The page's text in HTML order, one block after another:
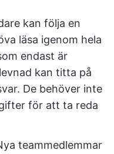
kan följa en
läsa igenom hela
endast är
kan titta på
De behöver inte
för att ta reda
teammedlemmar